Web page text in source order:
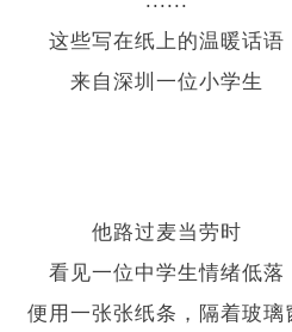
这些写在纸上的温暖话语
来自深圳一位小学生
他路过麦当劳时
看见一位中学生情绪低落
便用一张张纸条，隔着玻璃